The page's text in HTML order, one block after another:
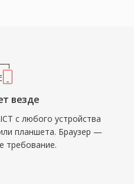
везде
с любого устройства
планшета. Браузер —
требование.